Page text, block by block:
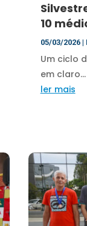
10
05/03/2026|
Um ciclo
em claro...
ler mais